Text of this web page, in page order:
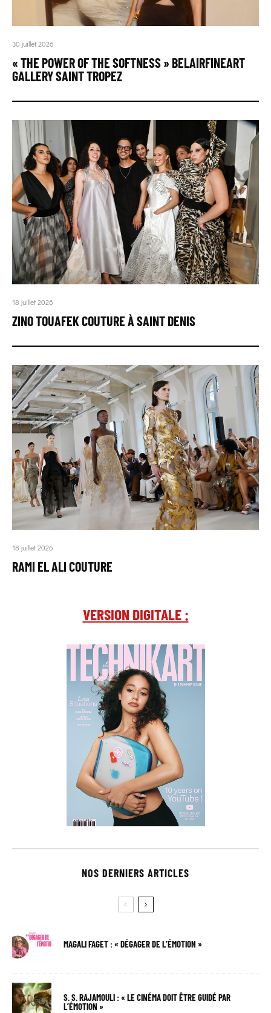
30 juillet 2026
« THE POWER OF THE SOFTNESS » BELAIRFINEART
GALLERY SAINT TROPEZ
18 juillet 2026
ZINO TOUAFEK COUTURE À SAINT DENIS
18 juillet 2026
RAMI EL ALI COUTURE
VERSION DIGITALE :
NOS DERNIERS ARTICLES
MAGALI FAGET : « DÉGAGER DE L’ÉMOTION »
S. S. RAJAMOULI : « LE CINÉMA DOIT ÊTRE GUIDÉ PAR
L’ÉMOTION »